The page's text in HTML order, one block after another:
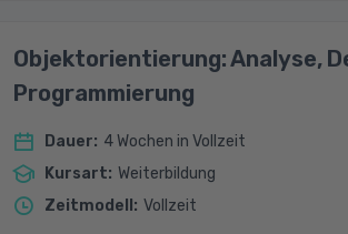
Objektorientierung: Analyse,
Programmierung
Dauer: 4 Wochen in Vollzeit
Kursart: Weiterbildung
Zeitmodell : Vollzeit